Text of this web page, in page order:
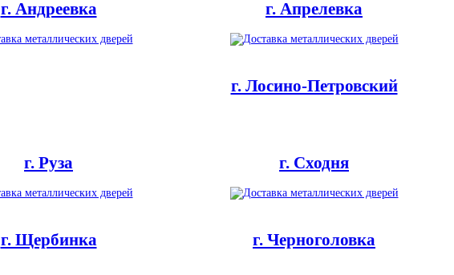
г. Андреевка г. Апрелевка
г. Лосино-Петровский
г. Руза г. Сходня
г. Щербинка г. Черноголовка